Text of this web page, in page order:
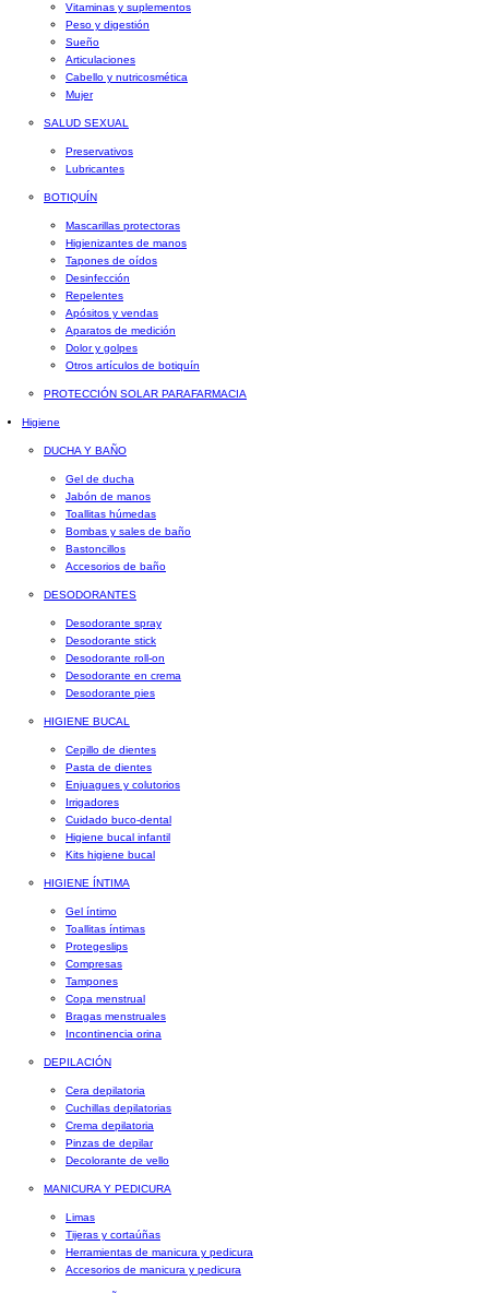
Vitaminas y suplementos
Peso y digestión
Sueño
Articulaciones
Cabello y nutricosmética
Mujer
SALUD SEXUAL
Preservativos
Lubricantes
BOTIQUÍN
Mascarillas protectoras
Higienizantes de manos
Tapones de oídos
Desinfección
Repelentes
Apósitos y vendas
Aparatos de medición
Dolor y golpes
Otros artículos de botiquín
PROTECCIÓN SOLAR PARAFARMACIA
Higiene
DUCHA Y BAÑO
Gel de ducha
Jabón de manos
Toallitas húmedas
Bombas y sales de baño
Bastoncillos
Accesorios de baño
DESODORANTES
Desodorante spray
Desodorante stick
Desodorante roll-on
Desodorante en crema
Desodorante pies
HIGIENE BUCAL
Cepillo de dientes
Pasta de dientes
Enjuagues y colutorios
Irrigadores
Cuidado buco-dental
Higiene bucal infantil
Kits higiene bucal
HIGIENE ÍNTIMA
Gel íntimo
Toallitas íntimas
Protegeslips
Compresas
Tampones
Copa menstrual
Bragas menstruales
Incontinencia orina
DEPILACIÓN
Cera depilatoria
Cuchillas depilatorias
Crema depilatoria
Pinzas de depilar
Decolorante de vello
MANICURA Y PEDICURA
Limas
Tijeras y cortaúñas
Herramientas de manicura y pedicura
Accesorios de manicura y pedicura